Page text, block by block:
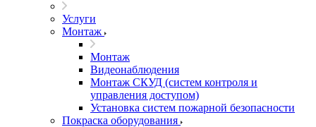
Услуги
Монтаж
Монтаж
Видеонаблюдения
Монтаж СКУД (систем контроля и
управления доступом)
Установка систем пожарной безопасности
Покраска оборудования